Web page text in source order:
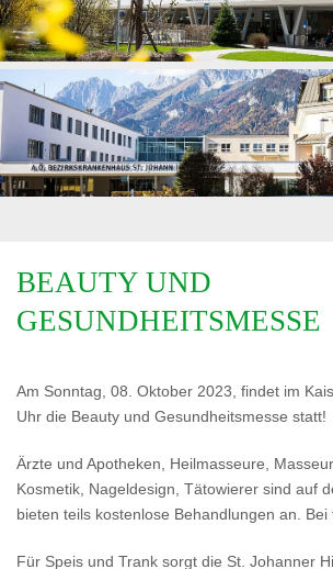
BEAUTY UND
GESUNDHEITSMESSE
Am Sonntag, 08. Oktober 2023, findet im
Uhr die Beauty und Gesundheitsmesse statt!
Ärzte und Apotheken, Heilmasseure,
Kosmetik, Nageldesign, Tätowierer sind auf
bieten teils kostenlose Behandlungen an. Bei
Für Speis und Trank sorgt die St. Johanner